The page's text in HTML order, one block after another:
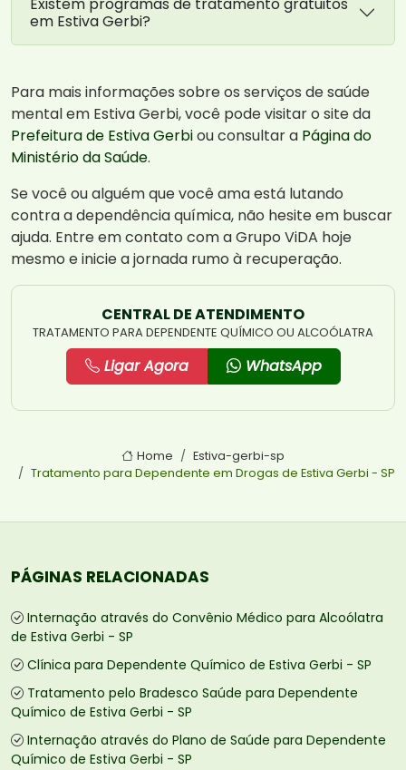
Existem programas de tratamento gratuitos
em Estiva Gerbi?
Para mais informações sobre os serviços de saúde
mental em Estiva Gerbi, você pode visitar o site da
Prefeitura de Estiva Gerbiou consultar a Página do
Ministério da Saúde.
Se você ou alguém que você ama está lutando
contra a dependência química, não hesite em buscar
ajuda. Entre em contato com a Grupo ViDA hoje
mesmo e inicie a jornada rumo à recuperação.
CENTRAL DE ATENDIMENTO
TRATAMENTO PARA DEPENDENTE QUÍMICO OU ALCOÓLATRA
Ligar Agora WhatsApp
Home
Estiva-gerbi-sp
Tratamento para Dependente em Drogas de Estiva Gerbi - SP
PÁGINAS RELACIONADAS
Internação através do Convênio Médico para Alcoólatra
de Estiva Gerbi - SP
Clínica para Dependente Químico de Estiva Gerbi - SP
Tratamento pelo Bradesco Saúde para Dependente
Químico de Estiva Gerbi - SP
Internação através do Plano de Saúde para Dependente
Químico de Estiva Gerbi - SP